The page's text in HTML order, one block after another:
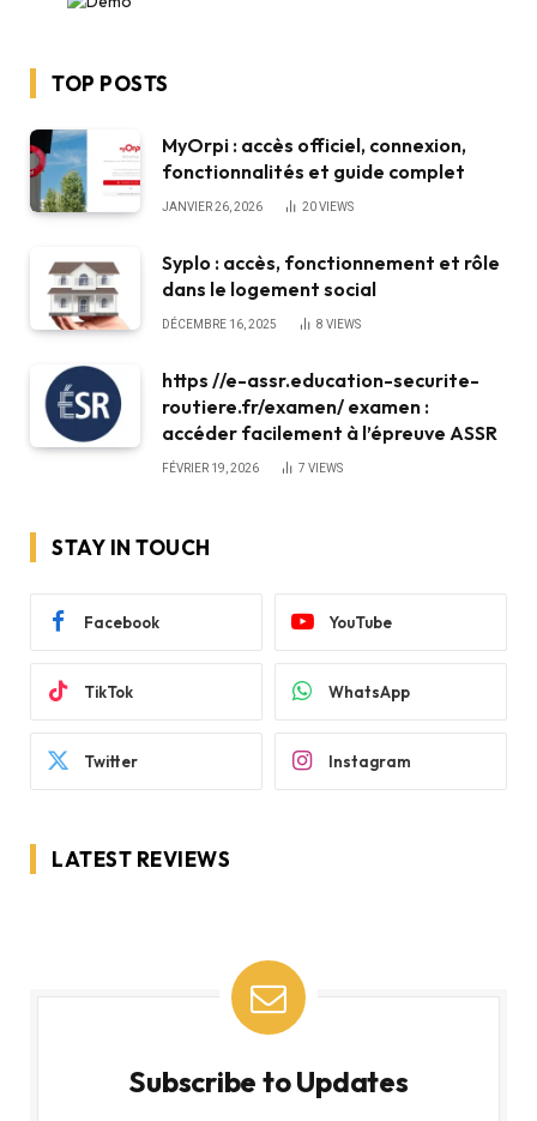
TOP POSTS
MyOrpi : accès officiel, connexion,
fonctionnalités et guide complet
JANVIER 26, 2026 20VIEWS
Syplo : accès, fonctionnement et rôle
dans le logement social
DÉCEMBRE 16, 2025 8 VIEWS
https //e-assr.education-securite-
routiere.fr/examen/ examen :
accéder facilement à l’épreuve ASSR
FÉVRIER 19, 2026 7 VIEWS
STAY IN TOUCH
Facebook YouTube
TikTok WhatsApp
Twitter Instagram
LATEST REVIEWS
Subscribe to Updates